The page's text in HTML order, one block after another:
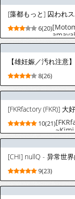
6(20)
谍因
【雄妊娠／汚れ注意
8(26)
10(21)
[CHI] nullQ - 异常世
9(23)